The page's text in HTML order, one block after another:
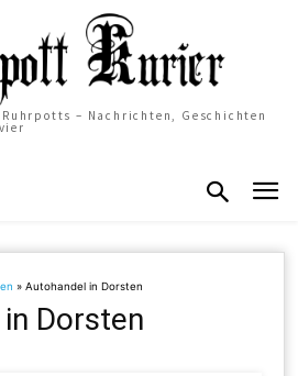
– Nachrichten, Geschichten
»Autohandel in Dorsten
Dorsten